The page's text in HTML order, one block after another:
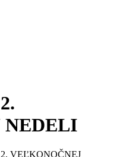
NEDELI